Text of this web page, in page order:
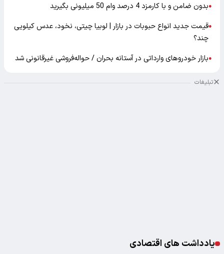
●بدون ضامن و با کارمزد 4 درصد وام 50 میلیونی بگیرید
●قیمت جدید انواع حبوبات در بازار | لوبیا چیتی، نخود، عدس کیلویی
چند؟
●بازار خودرو‌های وارداتی در آستانه بحران / حواله‌فروشی غیرقانونی شد
تبلیغات
یادداشت های اقتصادی